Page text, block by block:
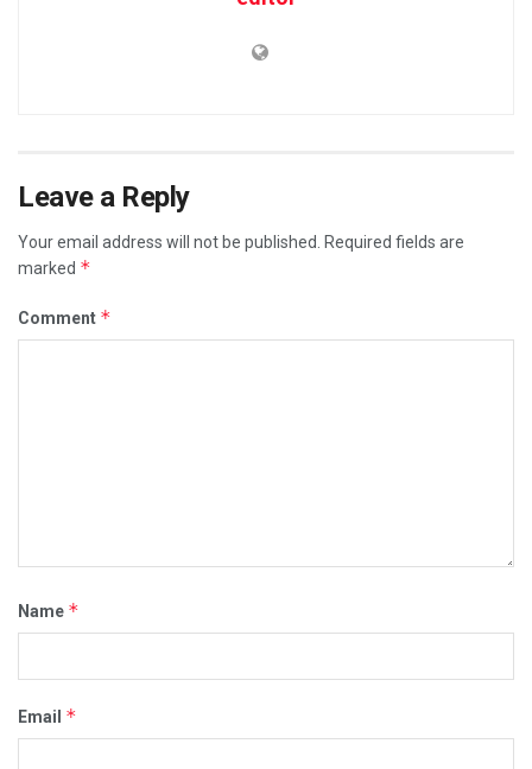
Leave a Reply
Your email address will not be published.
Required fields are
marked *
Comment *
Name *
Email *